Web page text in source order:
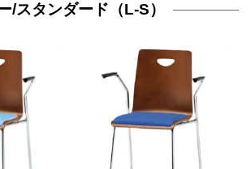
/スタンダード（L-S）